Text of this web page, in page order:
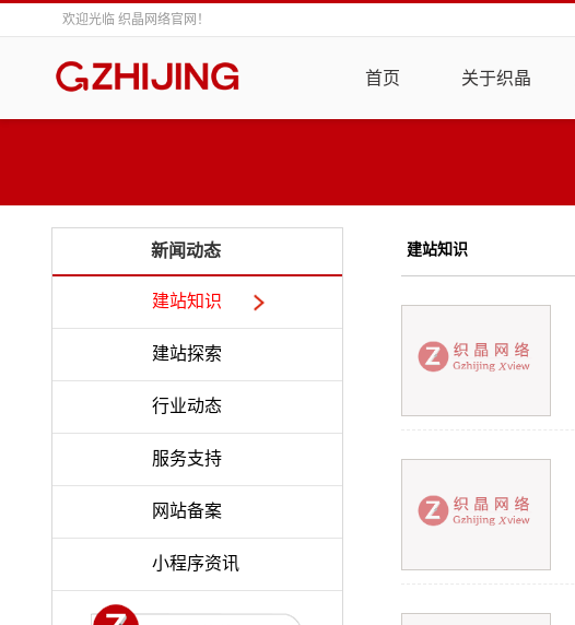
欢迎光临 织晶网络官网！
首页 关于织晶
新闻动态
建站知识
建站探索
行业动态
服务支持
网站备案
小程序资讯
建站知识